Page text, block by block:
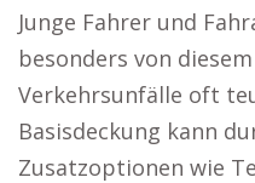
Junge Fahrer und
besonders von
Verkehrsunfälle oft
Basisdeckung kann
Zusatzoptionen wie